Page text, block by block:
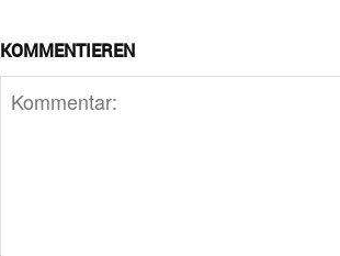
KOMMENTIEREN